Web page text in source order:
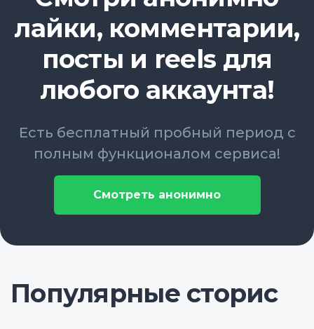
лайки, комментарии,
посты и reels для
любого аккаунта!
Есть бесплатный пробный период с
полным функционалом сервиса!
Смотреть анонимно
Популярные сторис